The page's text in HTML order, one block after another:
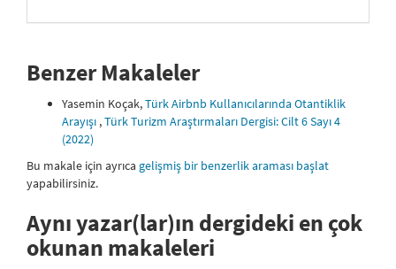
Benzer Makaleler
Yasemin Koçak,Türk Airbnb Kullanıcılarında Otantiklik
Arayışı ,Türk Turizm Araştırmaları Dergisi: Cilt 6 Sayı 4
(2022)
Bu makale için ayrıca gelişmiş bir benzerlik araması başlat
yapabilirsiniz.
Aynı yazar(lar)ın dergideki en çok
okunan makaleleri